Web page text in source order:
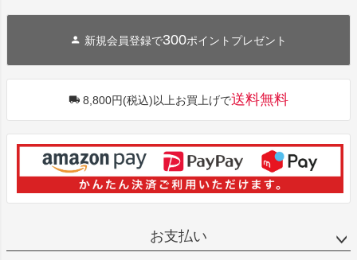
新規会員登録で300ポイントプレゼント
8,800円(税込)以上お買上げで送料無料
お支払い